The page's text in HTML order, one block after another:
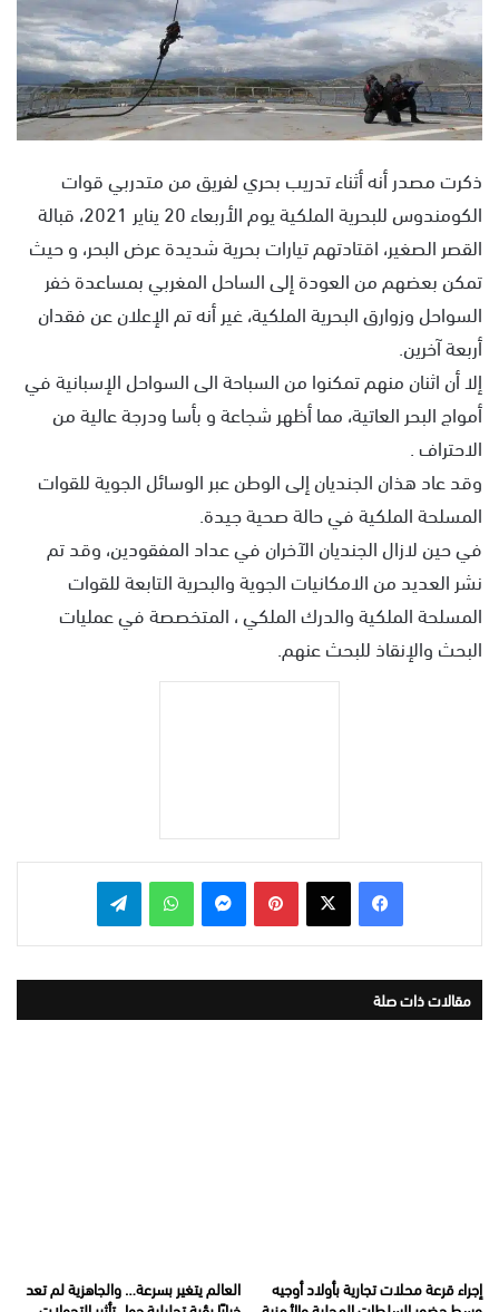
إ
ل
ك
ت
ر
و
ذكرت مصدر أنه أثناء تدريب بحري لفريق من متدربي قوات
الكومندوس للبحرية الملكية يوم الأربعاء 20 يناير 2021، قبالة
القصر الصغير، اقتادتهم تيارات بحرية شديدة عرض البحر، و حيث
تمكن بعضهم من العودة إلى الساحل المغربي بمساعدة خفر
السواحل وزوارق البحرية الملكية، غير أنه تم الإعلان عن فقدان
أربعة آخرين.
إلا أن اثنان منهم تمكنوا من السباحة الى السواحل الإسبانية في
أمواج البحر العاتية، مما أظهر شجاعة و بأسا ودرجة عالية من
الاحتراف .
وقد عاد هذان الجنديان إلى الوطن عبر الوسائل الجوية للقوات
المسلحة الملكية في حالة صحية جيدة.
في حين لازال الجنديان الآخران في عداد المفقودين، وقد تم
نشر العديد من الامكانيات الجوية والبحرية التابعة للقوات
المسلحة الملكية والدرك الملكي ، المتخصصة في عمليات
البحث والإنقاذ للبحث عنهم.
بينتيريست واتساب
مقالات ذات صلة
إجراء قرعة محلات تجارية بأولاد أوجيه العالم يتغير بسرعة… والجاهزية لم تعد